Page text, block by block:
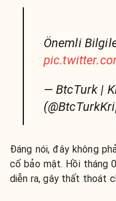
Önemli
— BtcTurk |
Đáng nói, đây không
cố bảo mật. Hồi tháng
diễn ra, gây thất thoát